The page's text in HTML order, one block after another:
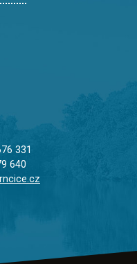
331
640